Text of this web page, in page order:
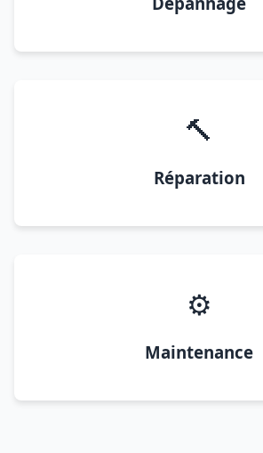
🔨
Réparation
⚙️
Maintenance